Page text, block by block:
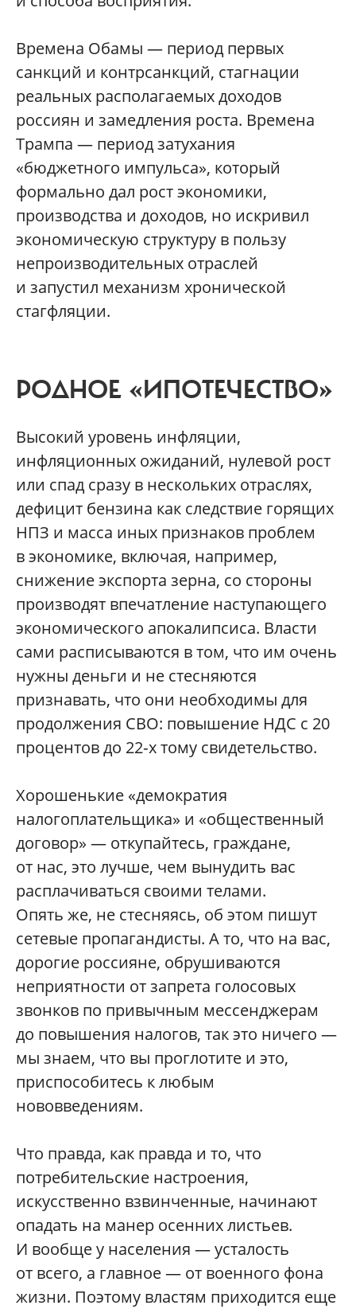
Времена Обамы — период первых
санкций и контрсанкций, стагнации
реальных располагаемых доходов
россиян и замедления роста. Времена
Трампа — период затухания
«бюджетного импульса», который
формально дал рост экономики,
производства и доходов, но искривил
экономическую структуру в пользу
непроизводительных отраслей
и запустил механизм хронической
стагфляции.
РОДНОЕ «ИПОТЕЧЕСТВО»
Высокий уровень инфляции,
инфляционных ожиданий, нулевой рост
или спад сразу в нескольких отраслях,
дефицит бензина как следствие горящих
НПЗ и масса иных признаков проблем
в экономике, включая, например,
снижение экспорта зерна, со стороны
производят впечатление наступающего
экономического апокалипсиса. Власти
сами расписываются в том, что им очень
нужны деньги и не стесняются
признавать, что они необходимы для
продолжения СВО: повышение НДС с 20
процентов до 22‑х тому свидетельство.
Хорошенькие «демократия
налогоплательщика» и «общественный
договор» — откупайтесь, граждане,
от нас, это лучше, чем вынудить вас
расплачиваться своими телами.
Опять же, не стесняясь, об этом пишут
сетевые пропагандисты. А то, что на вас,
дорогие россияне, обрушиваются
неприятности от запрета голосовых
звонков по привычным мессенджерам
до повышения налогов, так это ничего —
мы знаем, что вы проглотите и это,
приспособитесь к любым
нововведениям.
Что правда, как правда и то, что
потребительские настроения,
искусственно взвинченные, начинают
опадать на манер осенних листьев.
И вообще у населения — усталость
от всего, а главное — от военного фона
жизни. Поэтому властям приходится еще